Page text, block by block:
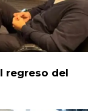
regreso del